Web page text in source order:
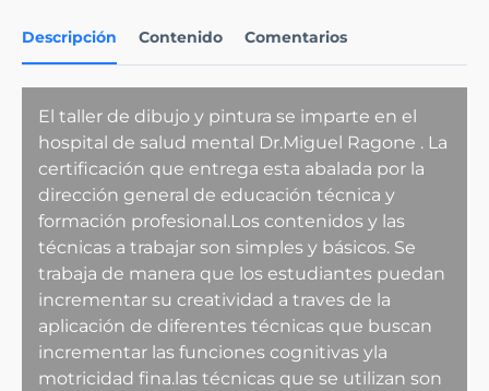
Descripción Contenido Comentarios
El taller de dibujo y pintura se imparte en el
hospital de salud mental Dr.Miguel Ragone . La
certificación que entrega esta abalada por la
dirección general de educación técnica y
formación profesional.Los contenidos y las
técnicas a trabajar son simples y básicos. Se
trabaja de manera que los estudiantes puedan
incrementar su creatividad a traves de la
aplicación de diferentes técnicas que buscan
incrementar las funciones cognitivas yla
motricidad fina.las técnicas que se utilizan son